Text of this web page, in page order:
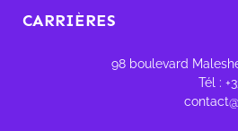
CARRIÈRES
98 boulevard
Tél :